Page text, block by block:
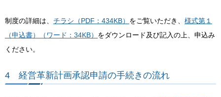
制度の詳細は、 チラシ（PDF：434KB） をご覧いただき、 様式第１
（申込書）（ワード：34KB） をダウンロード及び記入の上、申込み
ください。
4 経営革新計画承認申請の手続きの流れ